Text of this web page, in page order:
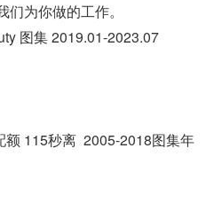
为你做的工作。
图集 2019.01-2023.07
额 115秒离 2005-2018图集年